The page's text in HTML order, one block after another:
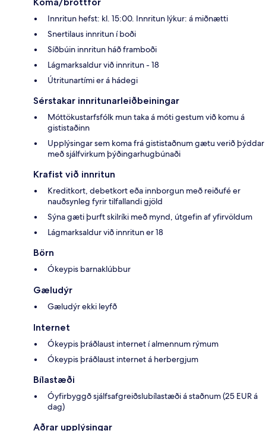
Innritun hefst: kl. 15:00. Innritun lýkur: á miðnætti
Snertilaus innritun í boði
Síðbúin innritun háð framboði
Lágmarksaldur við innritun - 18
Útritunartími er á hádegi
Sérstakar innritunarleiðbeiningar
Móttökustarfsfólk mun taka á móti gestum við komu á
gististaðinn
Upplýsingar sem koma frá gististaðnum gætu verið þýddar
með sjálfvirkum þýðingarhugbúnaði
Krafist við innritun
Kreditkort, debetkort eða innborgun með reiðufé er
nauðsynleg fyrir tilfallandi gjöld
Sýna gæti þurft skilríki með mynd, útgefin af yfirvöldum
Lágmarksaldur við innritun er 18
Börn
Ókeypis barnaklúbbur
Gæludýr
Gæludýr ekki leyfð
Internet
Ókeypis þráðlaust internet í almennum rýmum
Ókeypis þráðlaust internet á herbergjum
Bílastæði
Óyfirbyggð sjálfsafgreiðslubílastæði á staðnum (25 EUR á
dag)
Aðrar upplýsingar